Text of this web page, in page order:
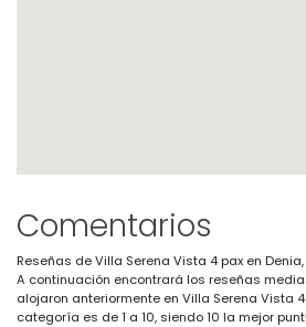
Comentarios
Reseñas de Villa Serena Vista 4 pax en
A continuación encontrará los reseñas
alojaron anteriormente en Villa Serena Vista
categoría es de 1 a 10, siendo 10 la mejor